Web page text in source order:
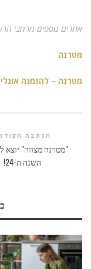
אתרים נוספים מרחבי
מטרנה
מטרנה – להזמנה
הכתבה
"מטרנה מצווה" יוצא
השנה ה-24!